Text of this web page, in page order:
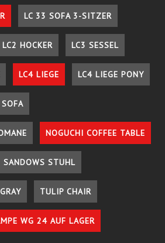
LC 33 SOFA 3-SITZER
LC2 HOCKER LC3 SESSEL
LC4 LIEGE LC4 LIEGE PONY
NOGUCHI COFFEE TABLE
SANDOWS STUHL
TULIP CHAIR
WG 24 AUF LAGER